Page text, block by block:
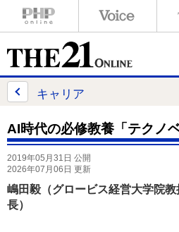
キャリア
AI時代の必修教養「テクノ
2019年05月31日 公開
2026年07月06日 更新
嶋田毅（グロービス経営大学院
長）